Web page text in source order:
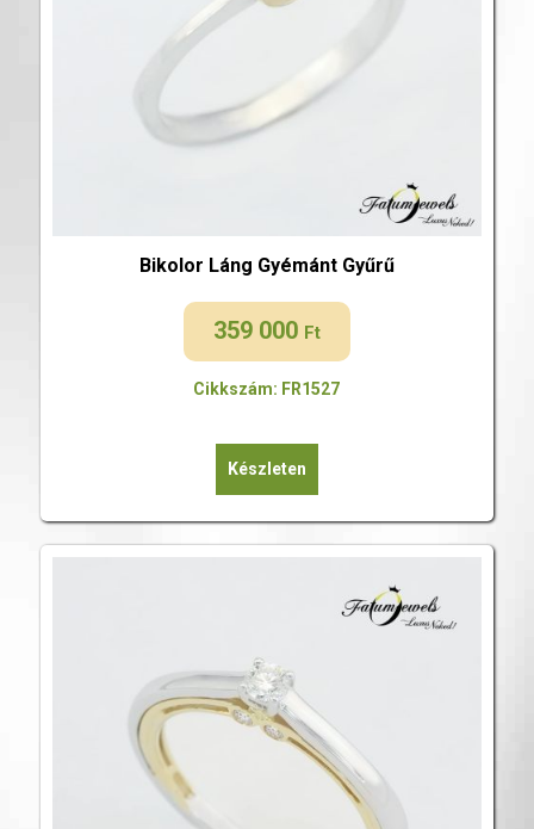
Bikolor Láng Gyémánt Gyűrű
359 000 Ft
Cikkszám: FR1527
Készleten